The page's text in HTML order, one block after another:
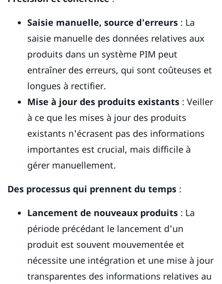
Saisie manuelle, source d'erreurs : La
saisie manuelle des données relatives aux
produits dans un système PIM peut
entraîner des erreurs, qui sont coûteuses et
longues à rectifier.
Mise à jour des produits existants : Veiller
à ce que les mises à jour des produits
existants n'écrasent pas des informations
importantes est crucial, mais difficile à
gérer manuellement.
Des processus qui prennent du temps :
Lancement de nouveaux produits : La
période précédant le lancement d'un
produit est souvent mouvementée et
nécessite une intégration et une mise à jour
transparentes des informations relatives au